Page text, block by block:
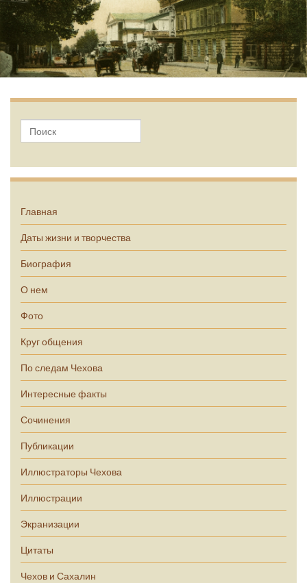
Главная
Даты жизни и творчества
Биография
О нем
Фото
Круг общения
По следам Чехова
Интересные факты
Сочинения
Публикации
Иллюстраторы Чехова
Иллюстрации
Экранизации
Цитаты
Чехов и Сахалин